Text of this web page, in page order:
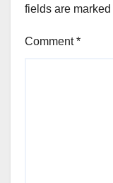
fields are marked
Comment*